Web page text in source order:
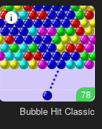
78
Bubble Hit Classic